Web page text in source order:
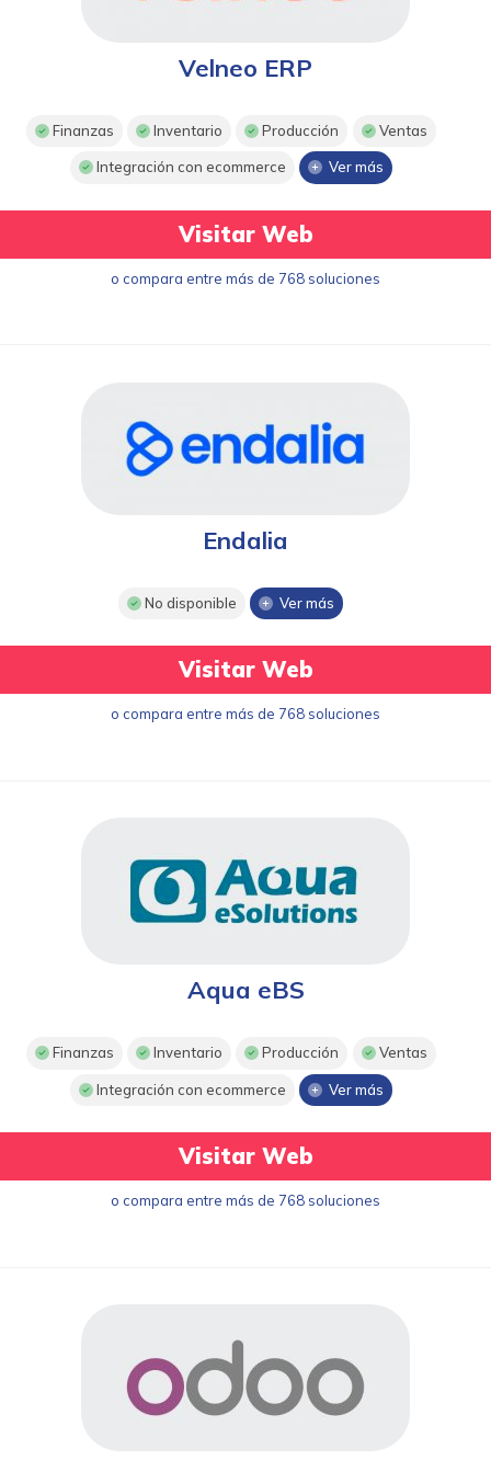
Velneo ERP
Finanzas Inventario Producción Ventas
Integración con ecommerce Ver más
Visitar Web
o compara entre más de 768 soluciones
Endalia
No disponible Ver más
Visitar Web
o compara entre más de 768 soluciones
Aqua eBS
Finanzas Inventario Producción Ventas
Integración con ecommerce Ver más
Visitar Web
o compara entre más de 768 soluciones